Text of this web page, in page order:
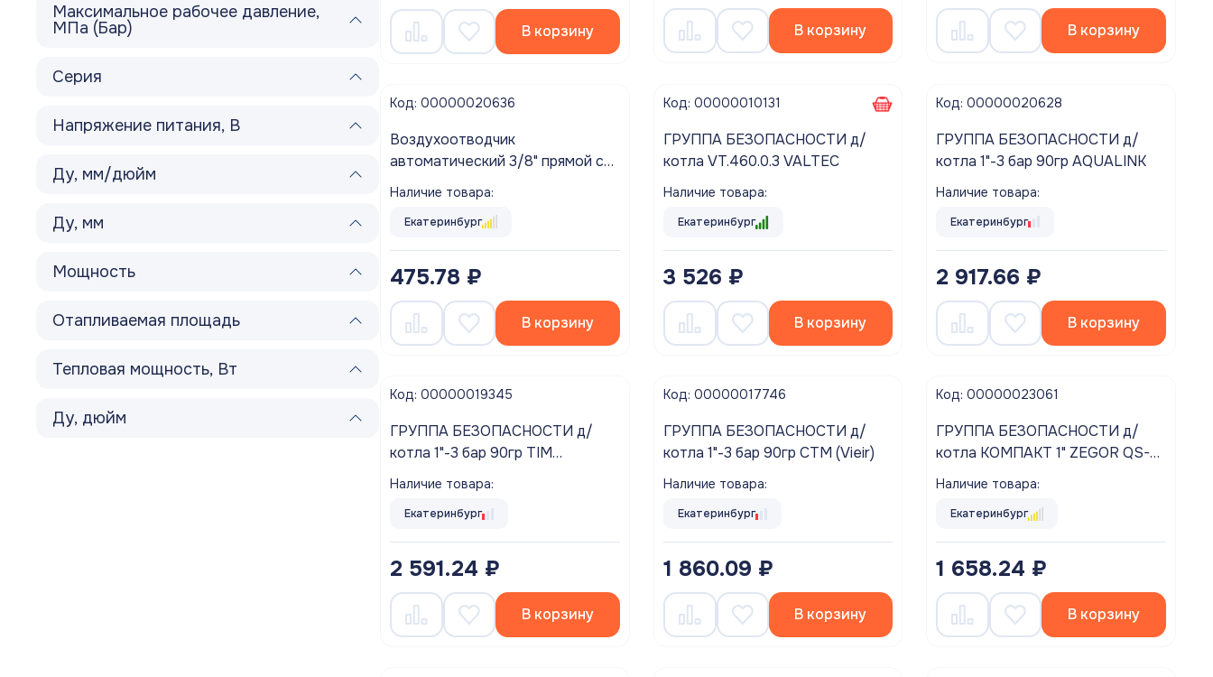
Максимальное рабочее давление,
МПа (Бар)
Серия
Напряжение питания, В
Ду, мм/дюйм
Ду, мм
Мощность
Отапливаемая площадь
Тепловая мощность, Вт
Ду, дюйм
В корзину В корзину В корзину
Код: 00000020636
Воздухоотводчик
автоматический 3/8" прямой с
отсек. клапаном (никель)
Наличие товара:
Екатеринбург
475.78 ₽
В корзину
Код: 00000010131
ГРУППА БЕЗОПАСНОСТИ д/
котла VT.460.0.3 VALTEC
Наличие товара:
Екатеринбург
3 526 ₽
В корзину
Код: 00000020628
ГРУППА БЕЗОПАСНОСТИ д/
котла 1"-3 бар 90гр AQUALINK
Наличие товара:
Екатеринбург
2 917.66 ₽
В корзину
Код: 00000019345
ГРУППА БЕЗОПАСНОСТИ д/
котла 1"-3 бар 90гр TIM
КЛАССИК
Наличие товара:
Екатеринбург
2 591.24 ₽
В корзину
Код: 00000017746
ГРУППА БЕЗОПАСНОСТИ д/
котла 1"-3 бар 90гр СТМ (Vieir)
Наличие товара:
Екатеринбург
1 860.09 ₽
В корзину
Код: 00000023061
ГРУППА БЕЗОПАСНОСТИ д/
котла КОМПАКТ 1" ZEGOR QS-
5802 (возд-к и маном. 6 бар,
предохр. клапан 3 бар)
Наличие товара:
Екатеринбург
1 658.24 ₽
В корзину